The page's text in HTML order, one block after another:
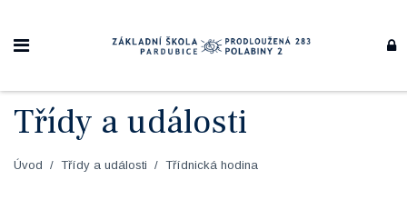
Třídy a události
Úvod Třídy a události Třídnická hodina